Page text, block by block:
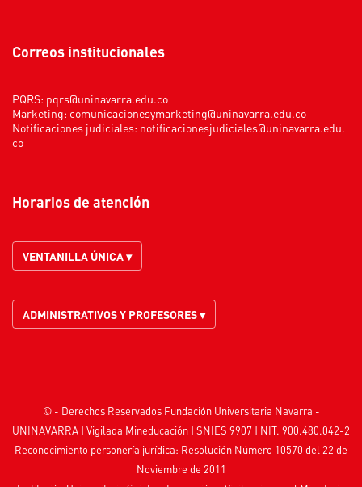
Correos institucionales
PQRS: pqrs@uninavarra.edu.co
Marketing: comunicacionesymarketing@uninavarra.edu.co
Notificaciones judiciales: notificacionesjudiciales@uninavarra.edu.
co
Horarios de atención
VENTANILLA ÚNICA ▾
ADMINISTRATIVOS Y PROFESORES ▾
© - Derechos Reservados Fundación Universitaria Navarra -
UNINAVARRA | Vigilada Mineducación | SNIES 9907 | NIT. 900.480.042-2
Reconocimiento personería jurídica: Resolución Número 10570 del 22 de
Noviembre de 2011